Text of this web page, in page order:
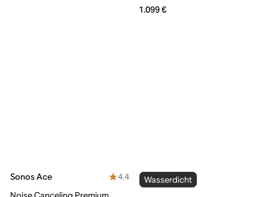
1.099 €
Sonos Ace
4.4
Wasserdicht